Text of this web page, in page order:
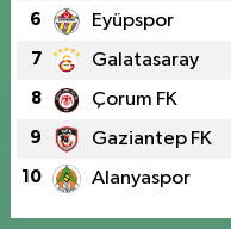
6 Eyüpspor
7 Galatasaray
8 Çorum FK
9 Gaziantep FK
10 Alanyaspor